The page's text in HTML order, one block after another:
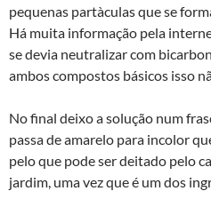
pequenas partà­culas que se
Há muita informação pela
se devia neutralizar com
ambos compostos básicos isso
No final deixo a solução num
passa de amarelo para incolor
pelo que pode ser deitado pelo
jardim, uma vez que é um dos